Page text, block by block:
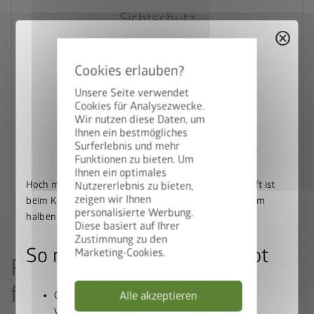
Unsere Seite verwendet
Cookies für Analysezwecke.
Wir nutzen diese Daten, um
Ihnen ein bestmögliches
Surferlebnis und mehr
Funktionen zu bieten. Um
Ihnen ein optimales
Nutzererlebnis zu bieten,
zeigen wir Ihnen
personalisierte Werbung.
Diese basiert auf Ihrer
Zustimmung zu den
Marketing-Cookies.
Alle akzeptieren
Sichtschutz
Ein Stück Privatsphäre
Zum Produkt
Red Dot Design Award 2025
für die Biohort Pergola
cancel
50% auf den BikeLift
Hoch mit dem Bike. Runter mit dem Preis: Der BikeLift ist
beim Kauf eines passenden Biohort Gerätehauses zum
halben Preis erhältlich.
So nutzen Sie unser Angebot
Gerätehaus und BikeLift gemeinsam in den